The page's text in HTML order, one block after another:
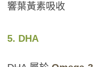
響葉黃素吸收
5. DHA